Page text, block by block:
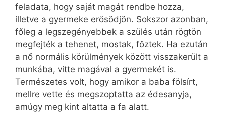
feladata, hogy saját magát rendbe hozza,
illetve a gyermeke erősödjön. Sokszor azonban,
főleg a legszegényebbek a szülés után rögtön
megfejték a tehenet, mostak, főztek. Ha ezután
a nő normális körülmények között visszakerült a
munkába, vitte magával a gyermekét is.
Természetes volt, hogy amikor a baba fölsírt,
mellre vette és megszoptatta az édesanyja,
amúgy meg kint altatta a fa alatt.